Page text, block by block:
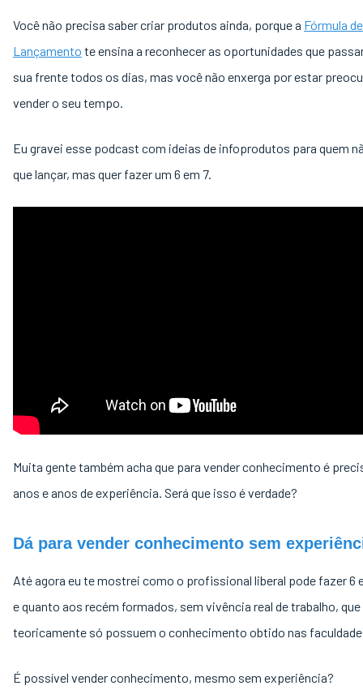
Você não precisa saber criar produtos ainda, porque a Fórmula de
Lançamento te ensina a reconhecer as oportunidades que
sua frente todos os dias, mas você não enxerga por estar
vender o seu tempo.
Eu gravei esse podcast com ideias de infoprodutos para quem
que lançar, mas quer fazer um 6 em 7.
Muita gente também acha que para vender conhecimento é
anos e anos de experiência. Será que isso é verdade?
Dá para vender conhecimento sem
Até agora eu te mostrei como o profissional liberal pode fazer 6
e quanto aos recém formados, sem vivência real de trabalho, que
teoricamente só possuem o conhecimento obtido nas
É possível vender conhecimento, mesmo sem experiência?